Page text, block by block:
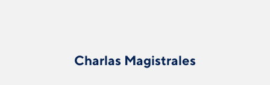
Charlas Magistrales